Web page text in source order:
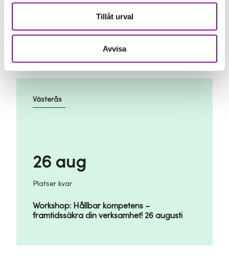
Tillåt urval
Avvisa
Hitta Kapitalet - Augusti
Workshop: Hållbar kompetens –
framtidssäkra din verksamhet! 26 augusti
26 aug
Platser kvar
Västerås